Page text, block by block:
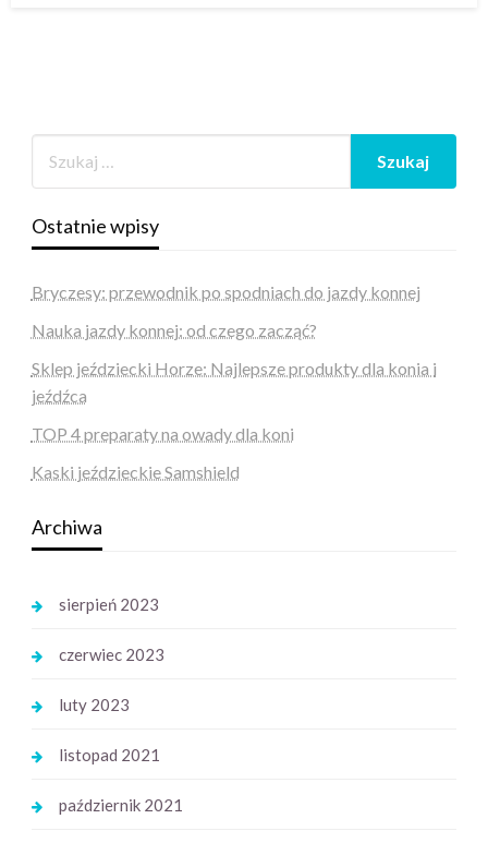
Ostatnie wpisy
Bryczesy: przewodnik po spodniach do jazdy konnej
Nauka jazdy konnej: od czego zacząć?
Sklep jeździecki Horze: Najlepsze produkty dla konia i
jeźdźca
TOP 4 preparaty na owady dla koni
Kaski jeździeckie Samshield
Archiwa
sierpień 2023
czerwiec 2023
luty 2023
listopad 2021
październik 2021